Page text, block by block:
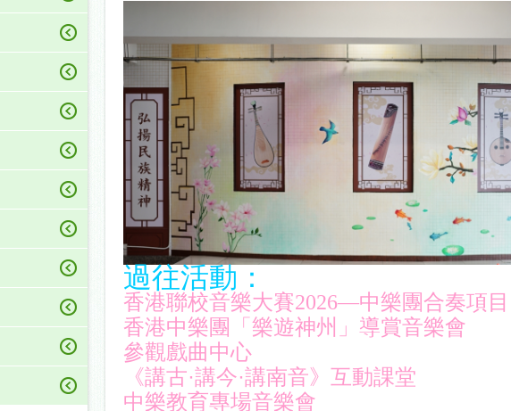
過往活動：
香港聯校音樂大賽2026—中樂團合奏項目
香港中樂團「樂遊神州」導賞音樂會
參觀戲曲中心
《講古·講今·講南音》互動課堂
中樂教育專場音樂會